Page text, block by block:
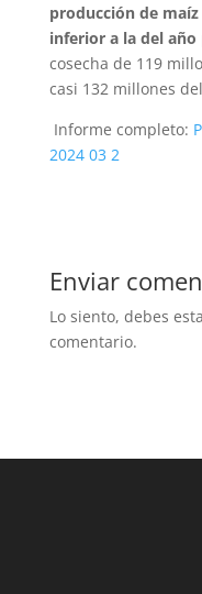
producción de
inferior a la del año
cosecha de 119
casi 132 millones
Informe completo:
2024 03 2
Enviar
Lo siento, debes
comentario.